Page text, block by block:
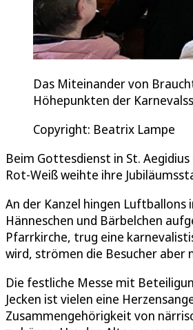
Das Miteinander von
Höhepunkten der
Copyright: Beatrix Lampe
Beim Gottesdienst in St.
Rot‑Weiß weihte ihre
An der Kanzel hingen Luftballons
Hänneschen und Bärbelchen
Pfarrkirche, trug eine
wird, strömen die Besucher aber
Die festliche Messe mit
Jecken ist vielen eine
Zusammengehörigkeit von